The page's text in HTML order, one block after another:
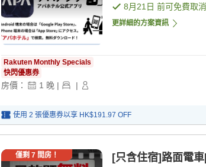
8月21日 前可免費取消
更詳細的方案資訊
Rakuten Monthly Specials
快閃優惠券
房價： 1 晚 | |
使用 2 張優惠券以享 HK$191.97 OFF
僅剩 7間房！
[只含住宿]路面電